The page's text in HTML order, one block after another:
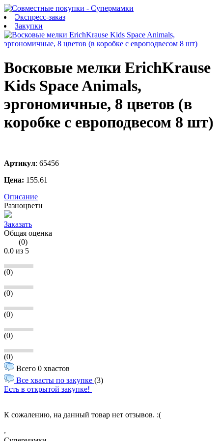
Экспресс-заказ
Закупки
Восковые мелки ErichKrause
Kids Space Animals,
эргономичные, 8 цветов (в
коробке с европодвесом 8 шт)
Артикул: 65456
Цена: 155.61
Описание
Разноцветн
Заказать
Общая оценка
(0)
0.0 из 5
(0)
(0)
(0)
(0)
(0)
Всего 0 хвастов
Все хвасты по закупке (3)
Есть в открытой закупке!
К сожалению, на данный товар нет отзывов. :(